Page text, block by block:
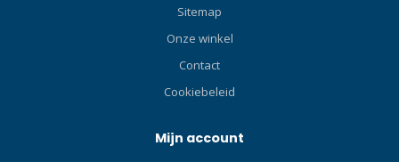
Sitemap
Onze winkel
Contact
Cookiebeleid
Mijn account